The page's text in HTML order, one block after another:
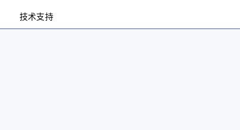
技术支持